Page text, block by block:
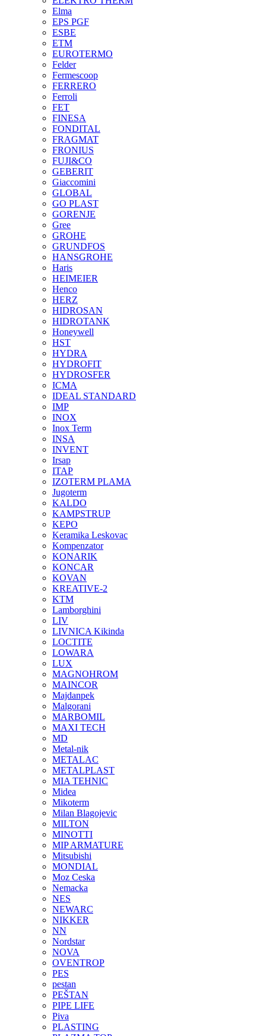
Elma
EPS PGF
ESBE
ETM
EUROTERMO
Felder
Fermescoop
FERRERO
Ferroli
FET
FINESA
FONDITAL
FRAGMAT
FRONIUS
FUJI&CO
GEBERIT
Giaccomini
GLOBAL
GO PLAST
GORENJE
Gree
GROHE
GRUNDFOS
HANSGROHE
Haris
HEIMEIER
Henco
HERZ
HIDROSAN
HIDROTANK
Honeywell
HST
HYDRA
HYDROFIT
HYDROSFER
ICMA
IDEAL STANDARD
IMP
INOX
Inox Term
INSA
INVENT
Irsap
ITAP
IZOTERM PLAMA
Jugoterm
KALDO
KAMPSTRUP
KEPO
Keramika Leskovac
Kompenzator
KONARIK
KONCAR
KOVAN
KREATIVE-2
KTM
Lamborghini
LIV
LIVNICA Kikinda
LOCTITE
LOWARA
LUX
MAGNOHROM
MAINCOR
Majdanpek
Malgorani
MARBOMIL
MAXI TECH
MD
Metal-nik
METALAC
METALPLAST
MIA TEHNIC
Midea
Mikoterm
Milan Blagojevic
MILTON
MINOTTI
MIP ARMATURE
Mitsubishi
MONDIAL
Moz Ceska
Nemacka
NES
NEWARC
NIKKER
NN
Nordstar
NOVA
OVENTROP
PES
pestan
PEŠTAN
PIPE LIFE
Piva
PLASTING